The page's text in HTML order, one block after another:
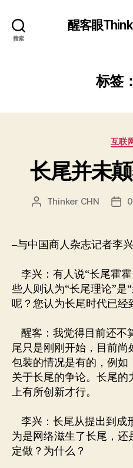
搜索
醒客眼
标签
互联
长尾并未
文
者
Thinker CHN
发
期
–与中国商人杂志记者李
李兴：有人说“长尾霍
些人则认为“长尾理论”是
呢？您认为长尾时代已经
醒客：我觉得目前还不
尾只是刚刚开始，目前
包装的情况是有的，例如
关于长尾的争论。长尾
上有所创新才行。
李兴：长尾从提出到成
为是网络滋生了长尾，
定做？为什么？